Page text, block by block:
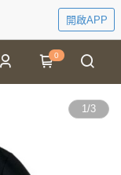
開啟APP
0
1/3